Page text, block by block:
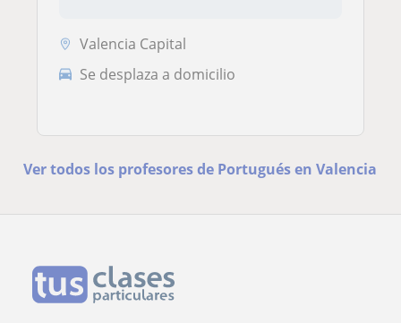
Valencia Capital
Se desplaza a domicilio
Ver todos los profesores de Portugués en Valencia